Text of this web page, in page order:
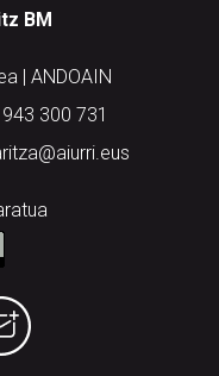
BM
| ANDOAIN
300 731